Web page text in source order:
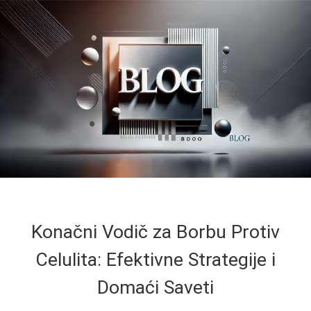
Konačni Vodič za Borbu Protiv
Celulita: Efektivne Strategije i
Domaći Saveti